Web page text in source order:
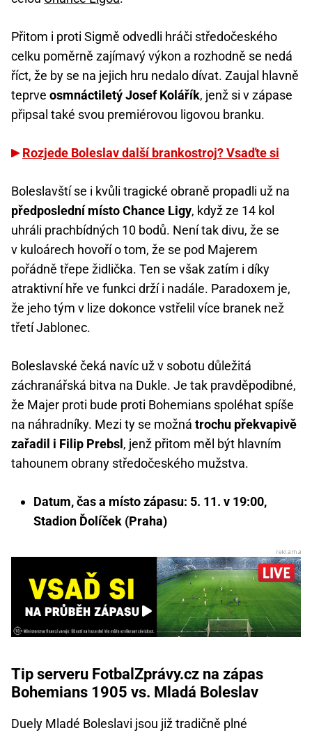
Přitom i proti Sigmě odvedli hráči středočeského
celku poměrně zajímavý výkon a rozhodně se nedá
říct, že by se na jejich hru nedalo dívat. Zaujal hlavně
teprve osmnáctiletý Josef Kolářík, jenž si v zápase
připsal také svou premiérovou ligovou branku.
Rozjede Boleslav další brankostroj? Vsaďte si
Boleslavští se i kvůli tragické obraně propadli už na
předposlední místo Chance Ligy, když ze 14 kol
uhráli prachbídných 10 bodů. Není tak divu, že se
v kuloárech hovoří o tom, že se pod Majerem
pořádně třepe židlička. Ten se však zatím i díky
atraktivní hře ve funkci drží i nadále. Paradoxem je,
že jeho tým v lize dokonce vstřelil více branek než
třetí Jablonec.
Boleslavské čeká navíc už v sobotu důležitá
záchranářská bitva na Dukle. Je tak pravděpodibné,
že Majer proti bude proti Bohemians spoléhat spíše
na náhradníky. Mezi ty se možná trochu překvapivě
zařadil i Filip Prebsl , jenž přitom měl být hlavním
tahounem obrany středočeského mužstva.
Datum, čas a místo zápasu: 5. 11. v 19:00,
Stadion Ďolíček (Praha)
Tip serveru FotbalZprávy.cz na zápas
Bohemians 1905 vs. Mladá Boleslav
Duely Mladé Boleslavi jsou již tradičně plné